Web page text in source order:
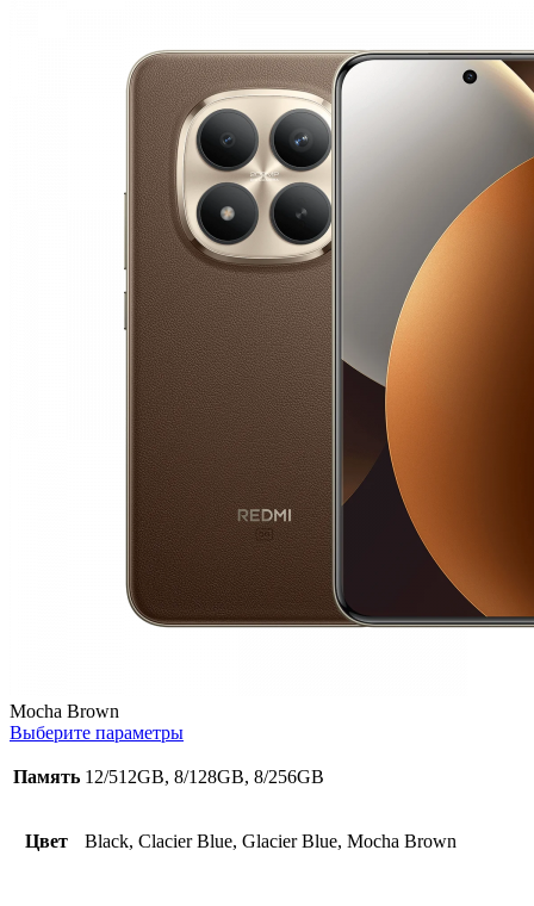
Mocha Brown
Выберите параметры
Память 12/512GB, 8/128GB, 8/256GB
Цвет Black, Clacier Blue, Glacier Blue, Mocha Brown